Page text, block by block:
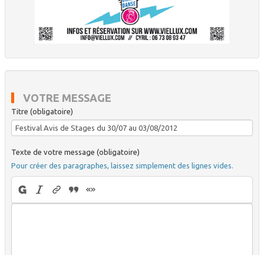
VOTRE MESSAGE
Titre (obligatoire)
Texte de votre message (obligatoire)
Pour créer des paragraphes, laissez simplement des lignes vides.